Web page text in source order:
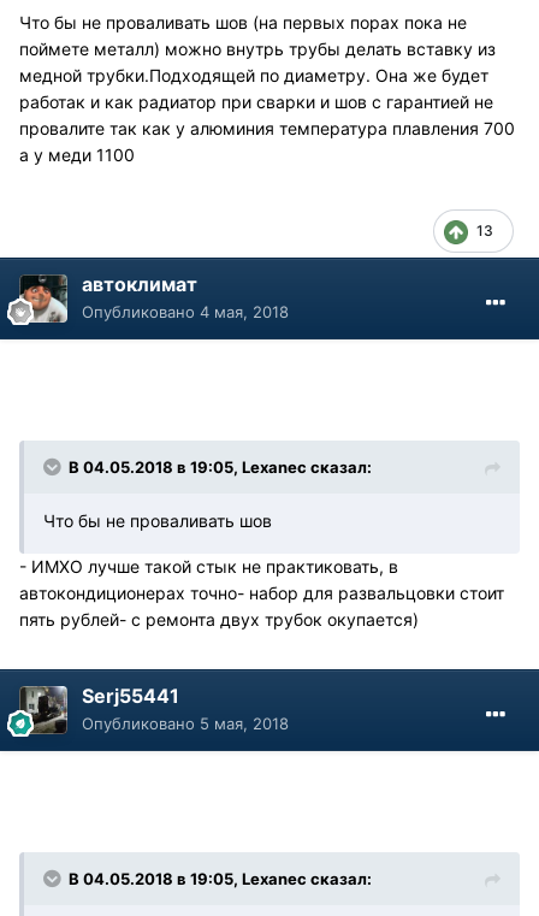
Что бы не проваливать шов (на первых порах пока не
поймете металл) можно внутрь трубы делать вставку из
медной трубки.Подходящей по диаметру. Она же будет
работак и как радиатор при сварки и шов с гарантией не
провалите так как у алюминия температура плавления 700
а у меди 1100
13
автоклимат
Опубликовано 4 мая, 2018
В 04.05.2018 в 19:05, Lexanec сказал:
Что бы не проваливать шов
- ИМХО лучше такой стык не практиковать, в
автокондиционерах точно- набор для развальцовки стоит
пять рублей- с ремонта двух трубок окупается)
Serj55441
Опубликовано 5 мая, 2018
В 04.05.2018 в 19:05, Lexanec сказал: